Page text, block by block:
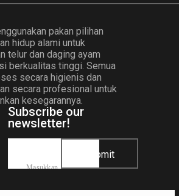
pakan pilihan
hidup alami untuk
telur dan daging ayam
berkualitas tinggi. Semua
secara higienis dan
secara profesional untuk
kesegarannya.
Subscribe our
newsletter!
Submit